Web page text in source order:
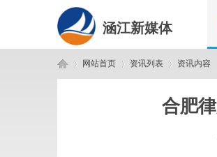
涵江新媒体
网站首页 资讯列表 资讯内容
合肥